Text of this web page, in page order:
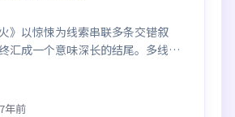
》以惊悚为线索串联多条交错叙
汇成一个意味深长的结尾。多线推
二刷时仍有新发现。
7年前